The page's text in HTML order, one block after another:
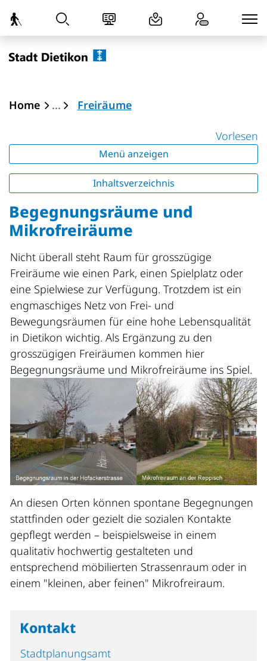
zur Startseite
Direkt zur Hauptnavigation
Direkt zum Inhalt
Direkt zur Suche
Direkt zum Stichwortverzeichnis
Dietikon
Home Freiräume(ausgewählt)
Vorlesen
Menü anzeigen
Inhaltsverzeichnis
Begegnungsräume und
Mikrofreiräume
Nicht überall steht Raum für grosszügige
Freiräume wie einen Park, einen Spielplatz oder
eine Spielwiese zur Verfügung. Trotzdem ist ein
engmaschiges Netz von Frei- und
Bewegungsräumen für eine hohe Lebensqualität
in Dietikon wichtig. Als Ergänzung zu den
grosszügigen Freiräumen kommen hier
Begegnungsräume und Mikrofreiräume ins Spiel.
An diesen Orten können spontane Begegnungen
stattfinden oder gezielt die sozialen Kontakte
gepflegt werden – beispielsweise in einem
qualitativ hochwertig gestalteten und
entsprechend möbilierten Strassenraum oder in
einem "kleinen, aber feinen" Mikrofreiraum.
Kontakt
Stadtplanungsamt